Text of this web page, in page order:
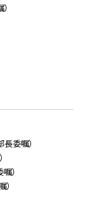
委嘱）
）